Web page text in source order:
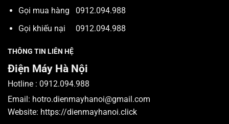
Gọi mua hàng 0912.094.988
Gọi khiếu nại 0912.094.988
THÔNG TIN LIÊN HỆ
Điện Máy Hà Nội
Hotline : 0912.094.988
Email: hotro.dienmayhanoi@gmail.com
Website: https://dienmayhanoi.click